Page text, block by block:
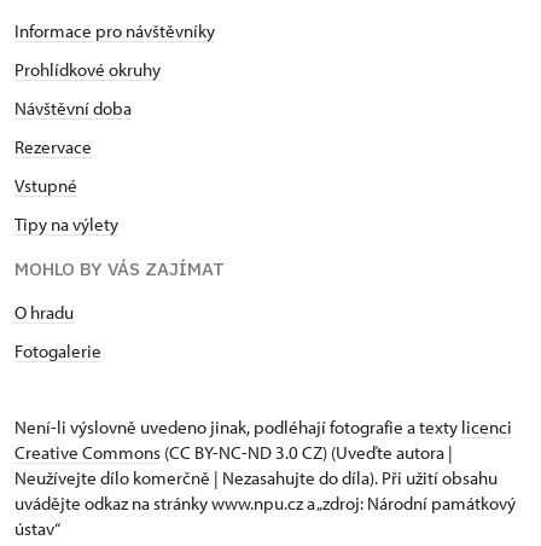
Informace pro návštěvníky
Prohlídkové okruhy
Návštěvní doba
Rezervace
Vstupné
Tipy na výlety
MOHLO BY VÁS ZAJÍMAT
O hradu
Fotogalerie
Není-li výslovně uvedeno jinak, podléhají fotografie a texty licenci
Creative Commons (CC BY-NC-ND 3.0 CZ) (Uveďte autora |
Neužívejte dílo komerčně | Nezasahujte do díla). Při užití obsahu
uvádějte odkaz na stránky www.npu.cz a „zdroj: Národní památkový
ústav“